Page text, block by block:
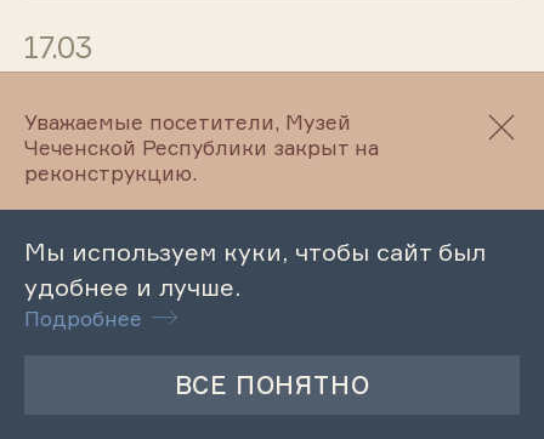
17.03
Литературный час «Поэзия как
музыка души»
17.03
Лекция «Роль книги в нашей
Уважаемые посетители, Музей
Чеченской Республики закрыт на
реконструкцию.
Мы используем куки, чтобы сайт был
удобнее и лучше.
Подробнее